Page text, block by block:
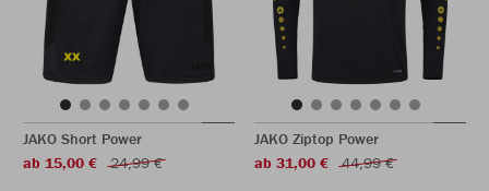
JAKO Short Power
ab 15,00 €
24,99 €
JAKO Ziptop Power
ab 31,00 €
44,99 €